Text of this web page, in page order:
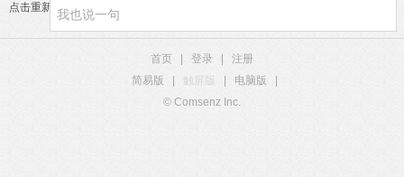
点击重新加载
首页 登录
注册
简易版
触屏版 电脑版
© Comsenz Inc.